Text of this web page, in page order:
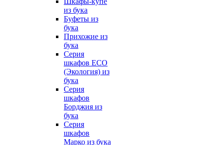
из бука
Буфеты из
бука
Прихожие из
бука
Серия
шкафов ECO
(Экология) из
бука
Серия
шкафов
Борджия из
бука
Серия
шкафов
Марко из бука